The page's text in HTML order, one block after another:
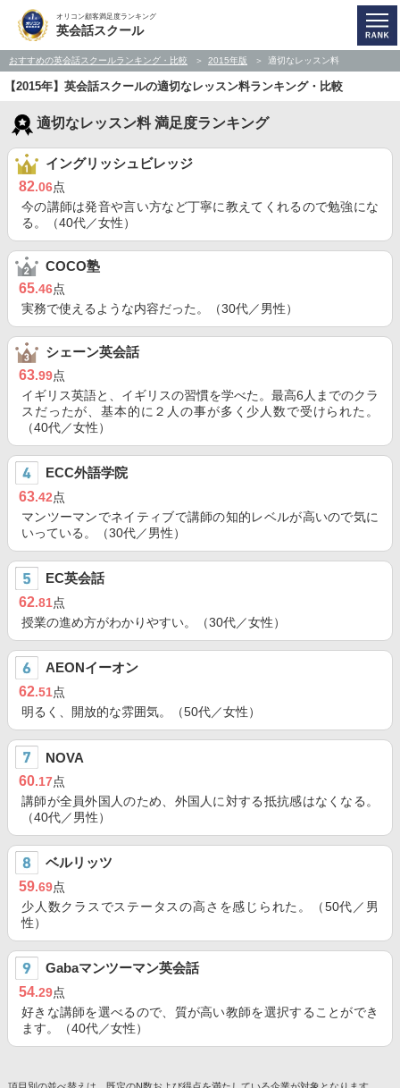
オリコン顧客満足度ランキング
英会話スクール
おすすめの英会話スクールランキング・比較 2015年版 適切なレッスン料
【2015年】英会話スクールの適切なレッスン料ランキング・比較
適切なレッスン料 満足度ランキング
イングリッシュビレッジ
82.06点
今の講師は発音や言い方など丁寧に教えてくれるので勉強にな
る。（40代／女性）
COCO塾
65.46点
実務で使えるような内容だった。（30代／男性）
シェーン英会話
63.99点
イギリス英語と、イギリスの習慣を学べた。最高6人までのクラ
スだったが、基本的に２人の事が多く少人数で受けられた。
（40代／女性）
ECC外語学院
63.42点
マンツーマンでネイティブで講師の知的レベルが高いので気に
いっている。（30代／男性）
EC英会話
62.81点
授業の進め方がわかりやすい。（30代／女性）
AEONイーオン
62.51点
明るく、開放的な雰囲気。（50代／女性）
NOVA
60.17点
講師が全員外国人のため、外国人に対する抵抗感はなくなる。
（40代／男性）
ベルリッツ
59.69点
少人数クラスでステータスの高さを感じられた。（50代／男
性）
Gabaマンツーマン英会話
54.29点
好きな講師を選べるので、質が高い教師を選択することができ
ます。（40代／女性）